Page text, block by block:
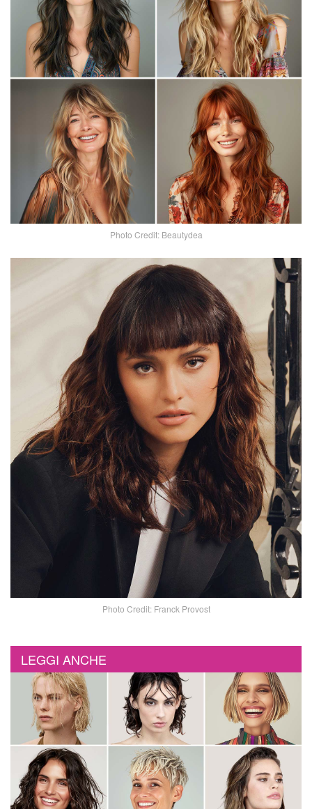
Photo Credit: Beautydea
Photo Credit: Franck Provost
LEGGI ANCHE